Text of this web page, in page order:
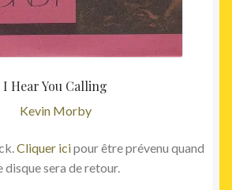
I Hear You Calling
Kevin Morby
Cliquer icipour être prévenu quand
disque sera de retour.